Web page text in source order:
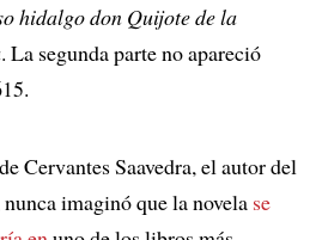
hidalgo don Quijote de la
. La segunda parte no apareció
Cervantes Saavedra, el autor del
nunca imaginó que la novela se